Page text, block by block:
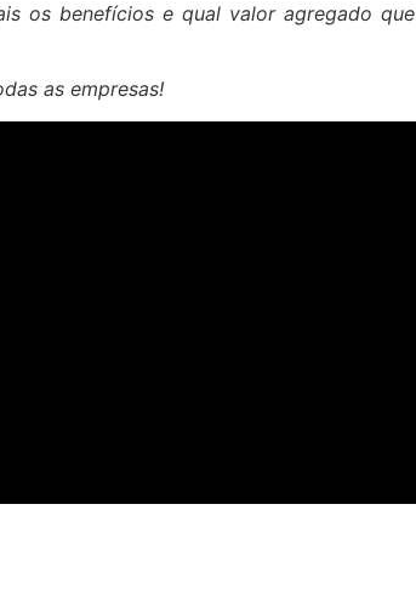
os benefícios e qual valor agregado
as empresas!